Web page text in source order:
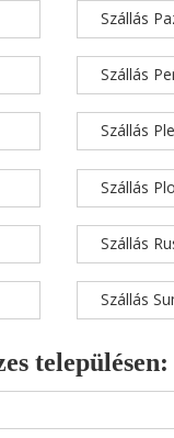
Szállás
Szállás
Szállás
Szállás
Szállás
Szállás
településen: